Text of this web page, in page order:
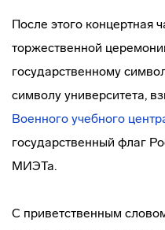
После этого концертная
торжественной
государственному
символу университета,
Военного учебного
государственный флаг
МИЭТа.
С приветственным